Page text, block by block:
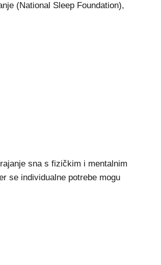
(National Sleep Foundation),
sna s fizičkim i mentalnim
se individualne potrebe mogu